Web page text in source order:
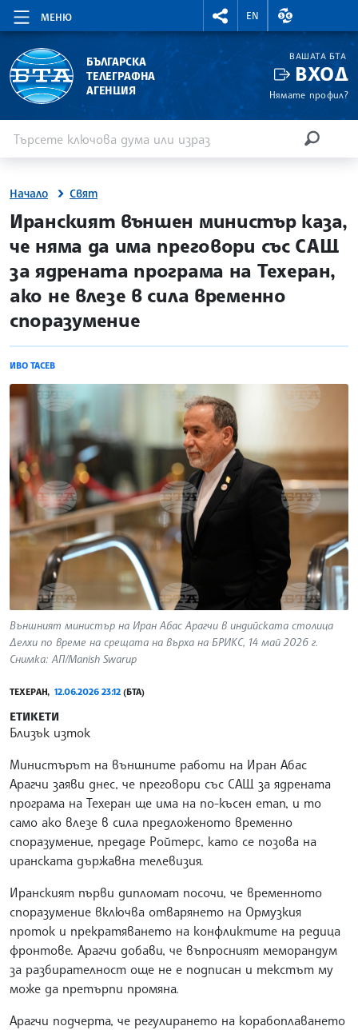
МЕНЮ
RIGHTMENU.SOCIAL
EN
ВАЛУТНИ
БЪЛГАРСКА
ТЕЛЕГРАФНА
АГЕНЦИЯ
ВАШАТА БТА
ВХОД
Нямате профил?
Начало Свят
site.bta
Иранският външен министър каза,
че няма да има преговори със САЩ
за ядрената програма на Техеран,
ако не влезе в сила временно
споразумение
ИВО ТАСЕВ
Външният министър на Иран Абас Арагчи в индийската столица
Делхи по време на срещата на върха на БРИКС, 14 май 2026 г.
Снимка: АП/Manish Swarup
ТЕХЕРАН, 12.06.2026 23:12 (БТА)
ЕТИКЕТИ
Близък изток
Министърът на външните работи на Иран Абас
Арагчи заяви днес, че преговори със САЩ за ядрената
програма на Техеран ще има на по-късен етап, и то
само ако влезе в сила предложеното временно
споразумение, предаде Ройтерс, като се позова на
иранската държавна телевизия.
Иранският първи дипломат посочи, че временното
споразумение включва отварянето на Ормузкия
проток и прекратяването на конфликтите на редица
фронтове. Арагчи добави, че въпросният меморандум
за разбирателност още не е подписан и текстът му
може да претърпи промяна.
Арагчи подчерта, че регулирането на корабоплаването